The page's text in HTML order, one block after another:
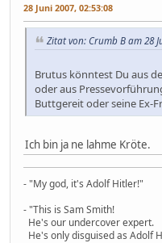
28 Juni 2007, 02:53:08
Zitat von: Crumb B am 28
Brutus könntest Du aus
oder aus
Buttgereit oder seine Ex-
Ich bin ja ne lahme Kröte.
- "My god, it's Adolf Hitler!"
- "This is Sam Smith!
He's our undercover expert.
He's only disguised as Adolf